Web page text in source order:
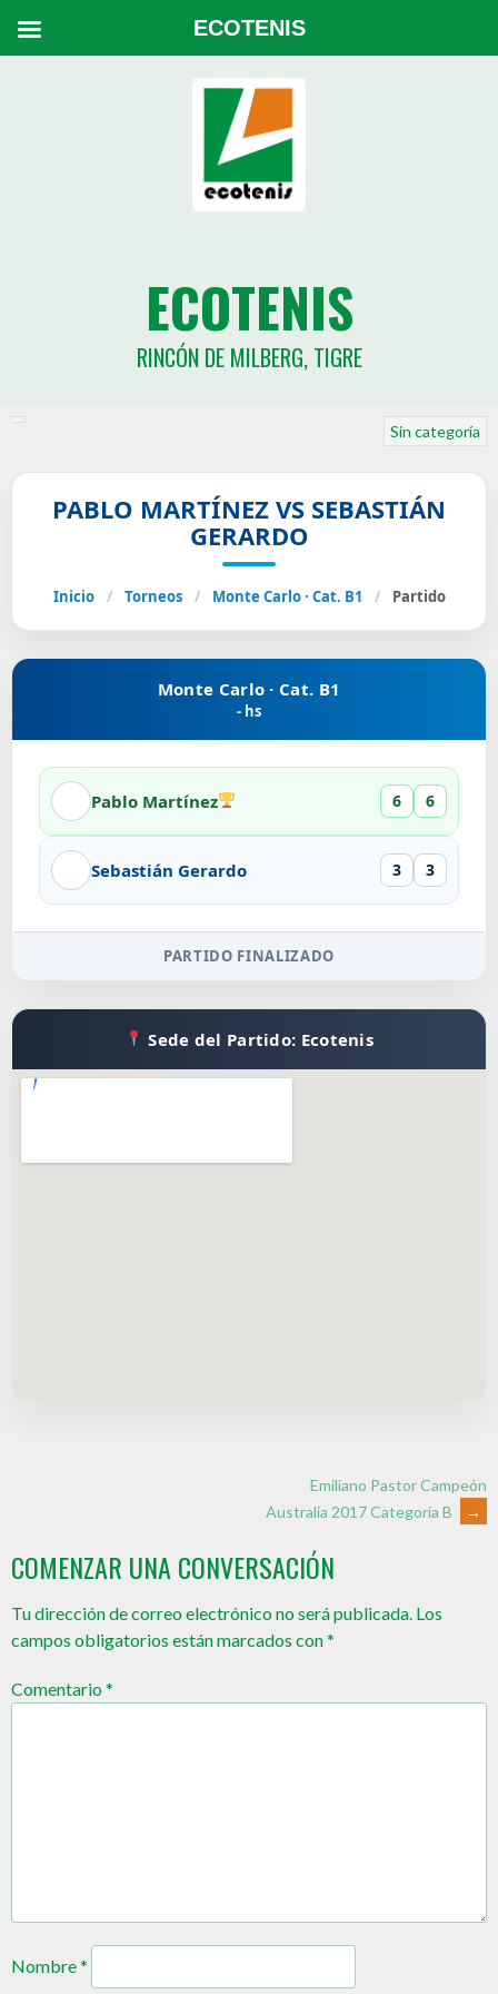
ECOTENIS
RINCÓN DE MILBERG, TIGRE
Sin categoría
PABLO MARTÍNEZ VS SEBASTIÁN
GERARDO
Inicio / Torneos / Monte Carlo · Cat. B1 / Partido
Monte Carlo · Cat. B1
- hs
Pablo Martínez 6 6
Sebastián Gerardo 3 3
PARTIDO FINALIZADO
Sede del Partido: Ecotenis
Emiliano Pastor Campeón
Australia 2017 Categoría B
→
COMENZAR UNA CONVERSACIÓN
Tu dirección de correo electrónico no será publicada. Los
campos obligatorios están marcados con*
Comentario*
Nombre*
ECOTENIS